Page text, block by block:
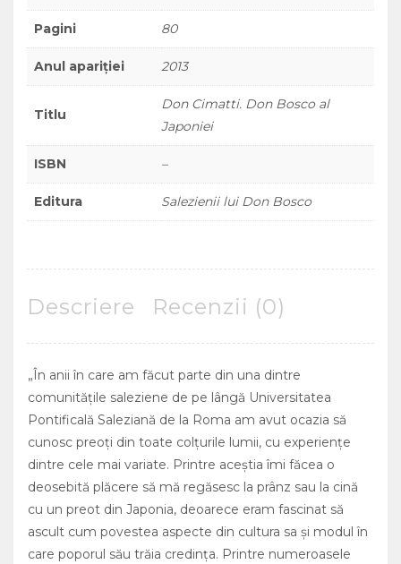
Pagini 80
Anul apariției 2013
Titlu
Don Cimatti. Don Bosco al
Japoniei
ISBN –
Editura Salezienii lui Don Bosco
Descriere Recenzii (0)
„În anii în care am făcut parte din una dintre
comunităţile saleziene de pe lângă Universitatea
Pontificală Saleziană de la Roma am avut ocazia să
cunosc preoţi din toate colţurile lumii, cu experienţe
dintre cele mai variate. Printre aceştia îmi făcea o
deosebită plăcere să mă regăsesc la prânz sau la cină
cu un preot din Japonia, deoarece eram fascinat să
ascult cum povestea aspecte din cultura sa şi modul în
care poporul său trăia credinţa. Printre numeroasele